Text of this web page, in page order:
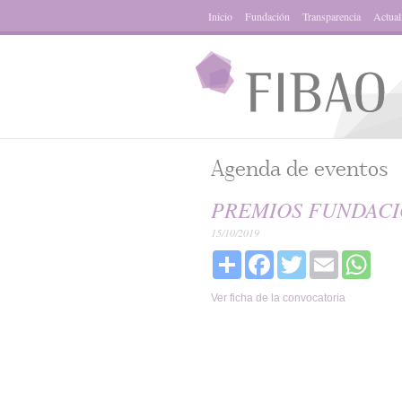
Inicio Fundación Transparencia
Agenda de eventos
PREMIOS
15/10/2019
Share Facebook
Twitter Email
Ver ficha de la convocatoria